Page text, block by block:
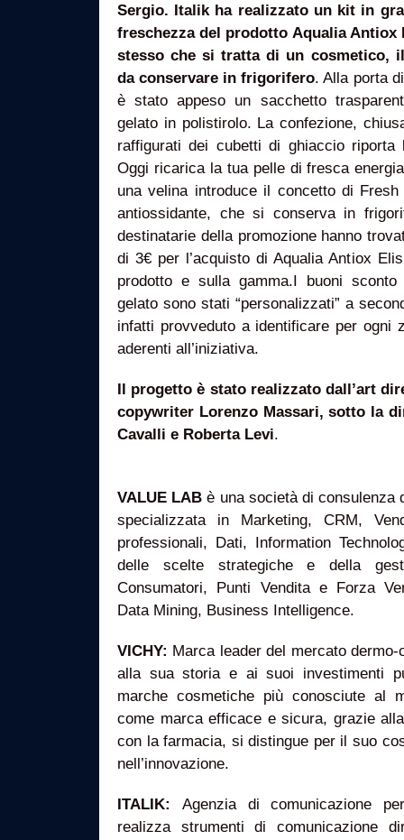
Sergio. Italik ha realizzato un kit in
freschezza del prodotto Aqualia
stesso che si tratta di un cosmetico,
da conservare in frigorifero. Alla porta
è stato appeso un sacchetto
gelato in polistirolo. La confezione,
raffigurati dei cubetti di ghiaccio riporta
Oggi ricarica la tua pelle di fresca
una velina introduce il concetto di
antiossidante, che si conserva in
destinatarie della promozione hanno
di 3€ per l’acquisto di Aqualia Antiox
prodotto e sulla gamma.I buoni
gelato sono stati “personalizzati” a
infatti provveduto a identificare per ogni
aderenti all’iniziativa.
Il progetto è stato realizzato dall’art
copywriter Lorenzo Massari, sotto la
Cavalli e Roberta Levi.
VALUE LABè una società di consulenza
specializzata in Marketing, CRM,
professionali, Dati, Information
delle scelte strategiche e della
Consumatori, Punti Vendita e Forza
Data Mining, Business Intelligence.
VICHY: Marca leader del mercato
alla sua storia e ai suoi investimenti
marche cosmetiche più conosciute al
come marca efficace e sicura, grazie
con la farmacia, si distingue per il suo
nell’innovazione.
ITALIK: Agenzia di comunicazione
realizza strumenti di comunicazione